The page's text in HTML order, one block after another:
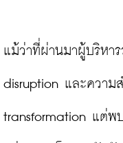
แม้ว่าที่ผ่านมาผู้บริหา
disruption และความ
transformation แต่พ